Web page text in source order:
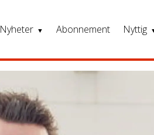
Nyheter Abonnement Nyttig